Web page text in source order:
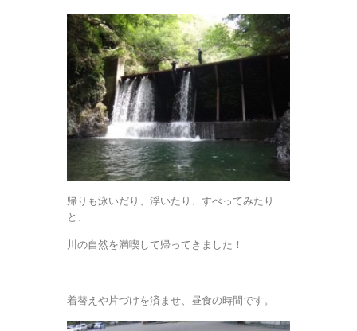
帰りも泳いだり、浮いたり、すべってみたり
と、
川の自然を満喫して帰ってきました！
着替えや片づけを済ませ、昼食の時間です。